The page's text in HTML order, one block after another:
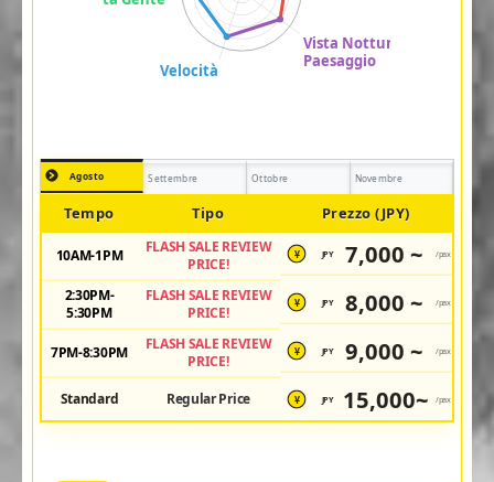
Agosto Settembre Ottobre Novembre
Tempo Tipo Prezzo (JPY)
10AM-1PM
FLASH SALE REVIEW
PRICE!
¥ JPY 7,000 ~ /pax
2:30PM-
5:30PM
FLASH SALE REVIEW
PRICE!
¥ JPY 8,000 ~ /pax
7PM-8:30PM
FLASH SALE REVIEW
PRICE!
¥ JPY 9,000 ~ /pax
Standard Regular Price ¥ JPY 15,000~ /pax